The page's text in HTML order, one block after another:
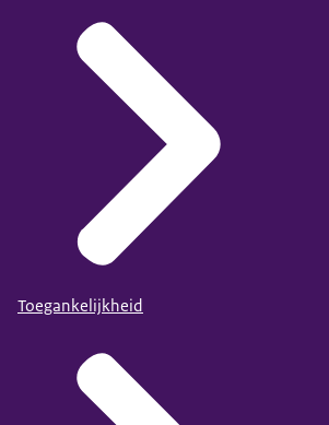
Toegankelijkheid